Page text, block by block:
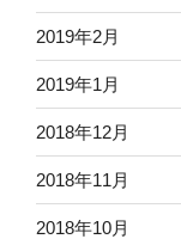
2019年2月
2019年1月
2018年12月
2018年11月
2018年10月